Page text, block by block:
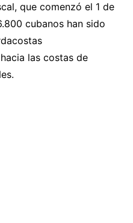
que comenzó el 1 de
cubanos han sido
las costas de